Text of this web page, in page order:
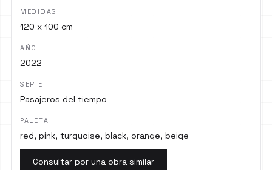
MEDIDAS
120 x 100 cm
AÑO
2022
SERIE
Pasajeros del tiempo
PALETA
red, pink, turquoise, black, orange, beige
Consultar por una obra similar